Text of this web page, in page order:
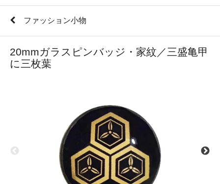
ファッション小物
20mmガラスピンバッジ・家紋／三盛亀甲
に三枚葉